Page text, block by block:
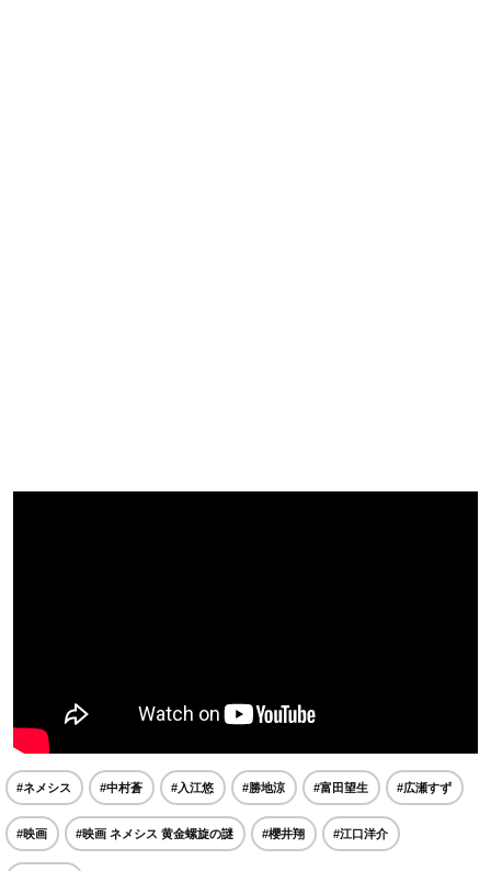
#ネメシス #中村蒼 #入江悠 #勝地涼 #富田望生 #広瀬すず
#映画 #映画 ネメシス 黄金螺旋の謎 #櫻井翔 #江口洋介